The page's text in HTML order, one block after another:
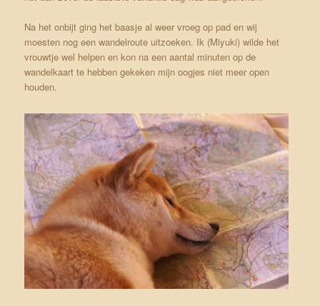
Na het onbijt ging het baasje al weer vroeg op pad en wij
moesten nog een wandelroute uitzoeken. Ik (Miyuki) wilde het
vrouwtje wel helpen en kon na een aantal minuten op de
wandelkaart te hebben gekeken mijn oogjes niet meer open
houden.